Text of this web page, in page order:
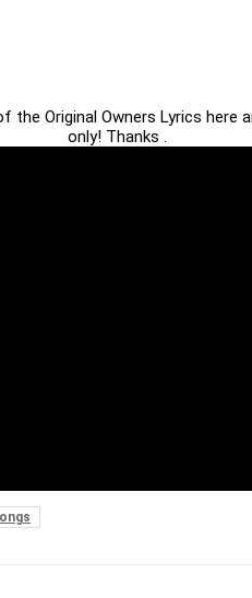
Original Owners Lyrics here
only! Thanks .